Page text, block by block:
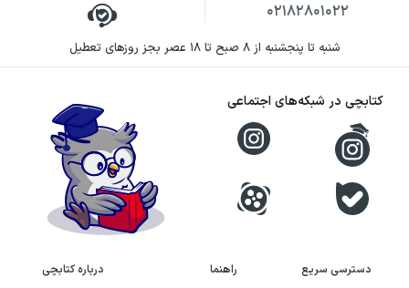
۰۲۱۸۲۸۰۱۰۲۲
شنبه تا پنجشنبه از ۸ صبح تا ۱۸ عصر بجز روزهای تعطیل
دسترسی سریع
راهنما
درباره کتابچی
کتابچی در شبکه‌های اجتماعی